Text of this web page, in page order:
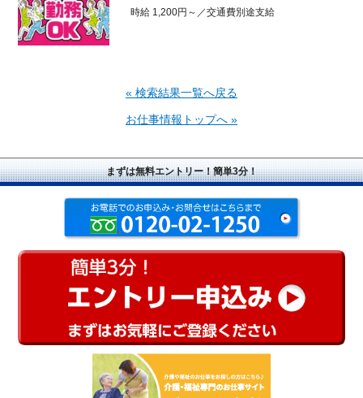
時給 1,200円～／交通費別途支給
« 検索結果一覧へ戻る
お仕事情報トップへ »
まずは無料エントリー！簡単3分！